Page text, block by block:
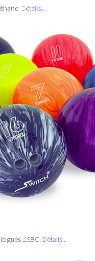
Détails...
USBC. Détails...